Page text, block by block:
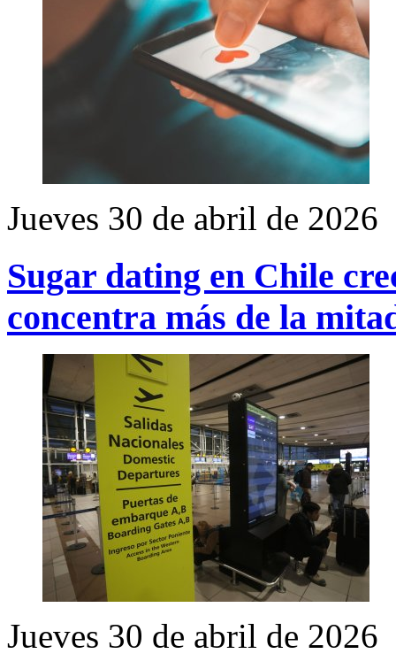
Jueves 30 de abril de 2026
Sugar dating en Chile
concentra más de la
Jueves 30 de abril de 2026